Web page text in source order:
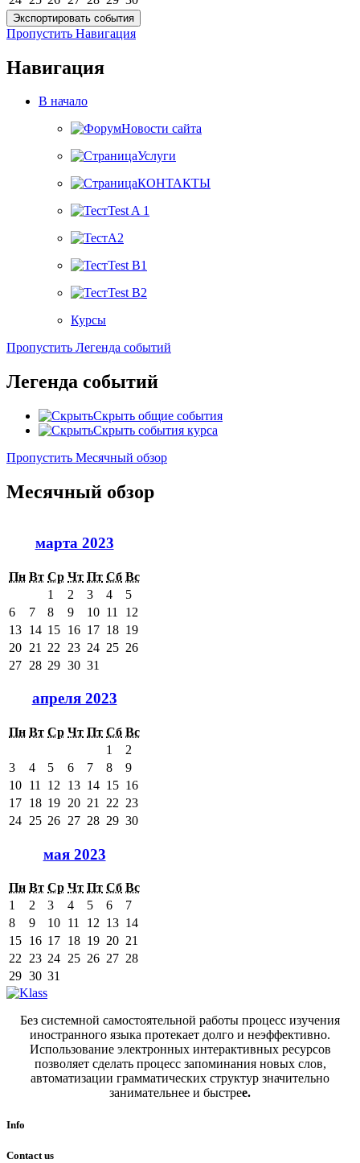
Пропустить Навигация
Навигация
В начало
Новости сайта
Услуги
КОНТАКТЫ
Test A 1
A2
Test B1
Test B2
Курсы
Пропустить Легенда событий
Легенда событий
Скрыть общие события
Скрыть события курса
Пропустить Месячный обзор
Месячный обзор
марта 2023
Пн Вт Ср Чт Пт Сб Вс
1
2 3 4
5
6
7 8 9 10 11
12
13 14 15 16 17 18 19
20 21 22 23 24 25 26
27 28 29 30 31
апреля 2023
Пн Вт Ср Чт Пт Сб Вс
1
2
3
4 5 6 7 8
9
10 11 12 13 14 15 16
17 18 19 20 21 22 23
24 25 26 27 28 29 30
мая 2023
Пн Вт Ср Чт Пт Сб Вс
1
2 3 4 5 6
7
8
9 10 11 12 13 14
15 16 17 18 19 20 21
22
23 24 25 26 27 28
29 30 31
Без системной самостоятельной работы процесс изучения
иностранного языка протекает долго и неэффективно.
Использование электронных интерактивных ресурсов
позволяет сделать процесс запоминания новых слов,
автоматизации грамматических структур значительно
занимательнее и быстрее.
Info
Contact us